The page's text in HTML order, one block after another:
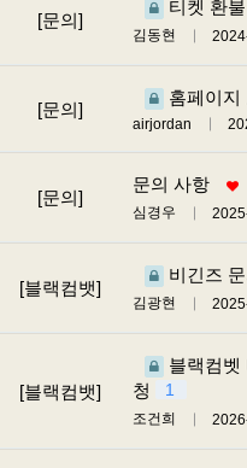
[문의]
티켓 환
김동현
[문의]
홈페이지
airjordan
[문의]
문의 사항
심경우
[블랙컴뱃]
비긴즈
김광현
[블랙컴뱃]
블랙컴벳
청
1
조건희